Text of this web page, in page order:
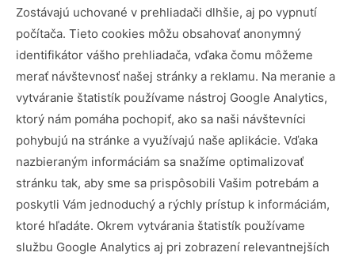
Zostávajú uchované v prehliadači dlhšie, aj po vypnutí
počítača. Tieto cookies môžu obsahovať anonymný
identifikátor vášho prehliadača, vďaka čomu môžeme
merať návštevnosť našej stránky a reklamu. Na meranie a
vytváranie štatistík používame nástroj Google Analytics,
ktorý nám pomáha pochopiť, ako sa naši návštevníci
pohybujú na stránke a využívajú naše aplikácie. Vďaka
nazbieraným informáciám sa snažíme optimalizovať
stránku tak, aby sme sa prispôsobili Vašim potrebám a
poskytli Vám jednoduchý a rýchly prístup k informáciám,
ktoré hľadáte. Okrem vytvárania štatistík používame
službu Google Analytics aj pri zobrazení relevantnejších